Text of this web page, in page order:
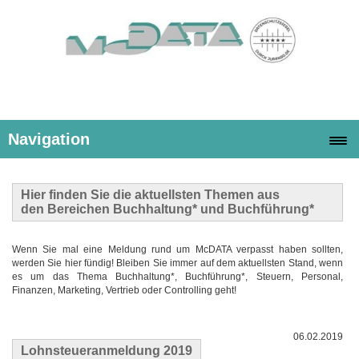
Navigation
Hier finden Sie die aktuellsten Themen aus
den Bereichen Buchhaltung* und Buchführung*
Wenn Sie mal eine Meldung rund um McDATA verpasst haben sollten,
werden Sie hier fündig! Bleiben Sie immer auf dem aktuellsten Stand, wenn
es um das Thema Buchhaltung*, Buchführung*, Steuern, Personal,
Finanzen, Marketing, Vertrieb oder Controlling geht!
Lohnsteueranmeldung 2019
06.02.2019